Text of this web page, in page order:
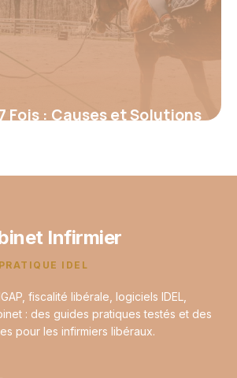
Fois : Causes et Solutions
Infirmier
IDEL
fiscalité libérale, logiciels IDEL,
: des guides pratiques testés et des
pour les infirmiers libéraux.